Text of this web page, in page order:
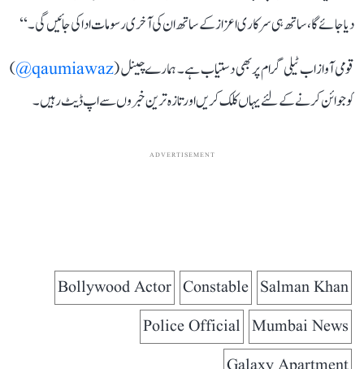
دیا جائے گا، ساتھ ہی سرکاری اعزاز کے ساتھ ان کی آخری رسومات ادا کی جائیں گی۔‘‘
قومی آواز اب ٹیلی گرام پر بھی دستیاب ہے۔ ہمارے چینل (qaumiawaz@
)
کو جوائن کرنے کے لئے یہاں کلک کریں اور تازہ ترین خبروں سے اپ ڈیٹ رہیں۔
ADVERTISEMENT
Salman Khan
Constable
Bollywood Actor
Mumbai News
Police Official